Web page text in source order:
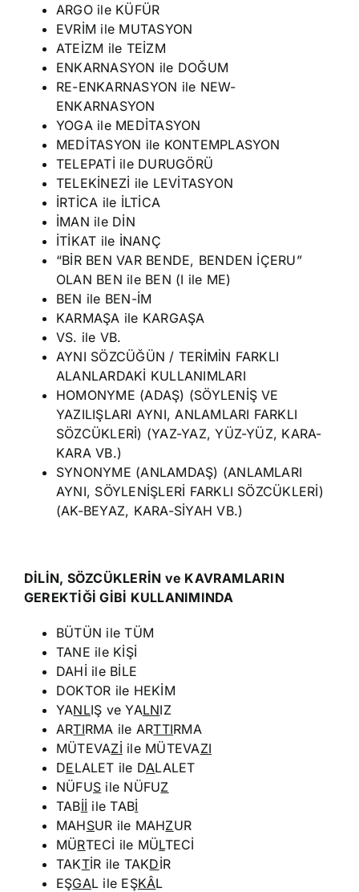
ARGO ile KÜFÜR
EVRİM ile MUTASYON
ATEİZM ile TEİZM
ENKARNASYON ile DOĞUM
RE-ENKARNASYON ile NEW-
ENKARNASYON
YOGA ile MEDİTASYON
MEDİTASYON ile KONTEMPLASYON
TELEPATİ ile DURUGÖRÜ
TELEKİNEZİ ile LEVİTASYON
İRTİCA ile İLTİCA
İMAN ile DİN
İTİKAT ile İNANÇ
“BİR BEN VAR BENDE, BENDEN İÇERU”
OLAN BEN ile BEN (I ile ME)
BEN ile BEN-İM
KARMAŞA ile KARGAŞA
VS. ile VB.
AYNI SÖZCÜĞÜN / TERİMİN FARKLI
ALANLARDAKİ KULLANIMLARI
HOMONYME (ADAŞ) (SÖYLENİŞ VE
YAZILIŞLARI AYNI, ANLAMLARI FARKLI
SÖZCÜKLERİ) (YAZ-YAZ, YÜZ-YÜZ, KARA-
KARA VB.)
SYNONYME (ANLAMDAŞ) (ANLAMLARI
AYNI, SÖYLENİŞLERİ FARKLI SÖZCÜKLERİ)
(AK-BEYAZ, KARA-SİYAH VB.)
DİLİN, SÖZCÜKLERİN ve KAVRAMLARIN
GEREKTİĞİ GİBİ KULLANIMINDA
BÜTÜN ile TÜM
TANE ile KİŞİ
DAHİ ile BİLE
DOKTOR ile HEKİM
YANLIŞ ve YALNIZ
ARTIRMA ile ARTTIRMA
MÜTEVAZİ ile MÜTEVAZI
DELALET ile DALALET
NÜFUS ile NÜFUZ
TABİİ ile TABİ
MAHSUR ile MAHZUR
MÜRTECİ ile MÜLTECİ
TAKTİR ile TAKDİR
EŞGAL ile EŞKÂL